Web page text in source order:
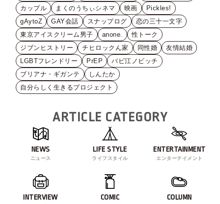
カップル
まくのうちぃシネマ 映画
Pickles!
gAytoZ
GAY会話 スナップログ
恋の三十一文字
東京アイスクリーム男子
anone.
性トーク
ジブンヒストリー
チヒロックん家 同性婚
友情結婚
LGBTフレンドリー
PrEP
バビ江ノビッチ
ブリアナ・ギガンテ
しんたか
自分らしく生きるプロジェクト
ARTICLE CATEGORY
NEWS
ニュース
LIFE STYLE
ライフスタイル
ENTERTAINMENT
エンターテイメント
INTERVIEW COMIC COLUMN